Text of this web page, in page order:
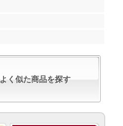
よく似た商品を探す